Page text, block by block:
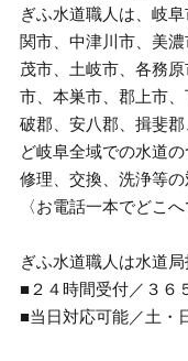
ぎふ水道職人は、岐
関市、中津川市、美
茂市、土岐市、各務
市、本巣市、郡上市
破郡、安八郡、揖斐
ど岐阜全域での水道
修理、交換、洗浄等の
〈お電話一本でどこ
ぎふ水道職人は水道局
■２４時間受付／３６
■当日対応可能／土・